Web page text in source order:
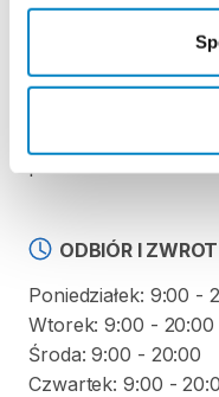
Regulamin
KAUCJA
ODBIÓR I
Poniedziałek: 9:00 -
Wtorek: 9:00 - 20:00
Środa: 9:00 - 20:00
Czwartek: 9:00 -